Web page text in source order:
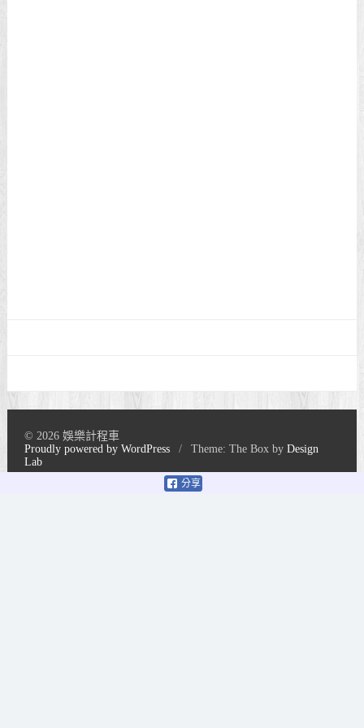
分享
© 2026 娛樂計程車
Proudly powered by WordPress
/ Theme: The Box byDesign
Lab